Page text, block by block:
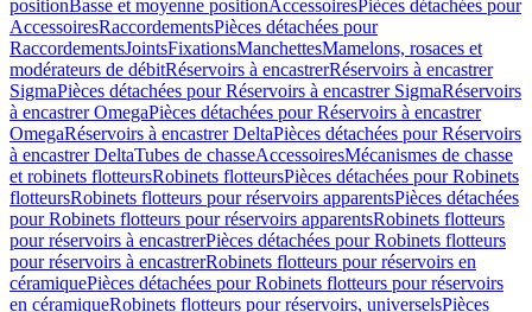
positionBasse et moyenne positionAccessoiresPièces détachées pour
AccessoiresRaccordementsPièces détachées pour
RaccordementsJointsFixationsManchettesMamelons, rosaces et
modérateurs de débitRéservoirs à encastrerRéservoirs à encastrer
SigmaPièces détachées pour Réservoirs à encastrer SigmaRéservoirs
à encastrer OmegaPièces détachées pour Réservoirs à encastrer
OmegaRéservoirs à encastrer DeltaPièces détachées pour Réservoirs
à encastrer DeltaTubes de chasseAccessoiresMécanismes de chasse
et robinets flotteursRobinets flotteursPièces détachées pour Robinets
flotteursRobinets flotteurs pour réservoirs apparentsPièces détachées
pour Robinets flotteurs pour réservoirs apparentsRobinets flotteurs
pour réservoirs à encastrerPièces détachées pour Robinets flotteurs
pour réservoirs à encastrerRobinets flotteurs pour réservoirs en
céramiquePièces détachées pour Robinets flotteurs pour réservoirs
en céramiqueRobinets flotteurs pour réservoirs, universelsPièces